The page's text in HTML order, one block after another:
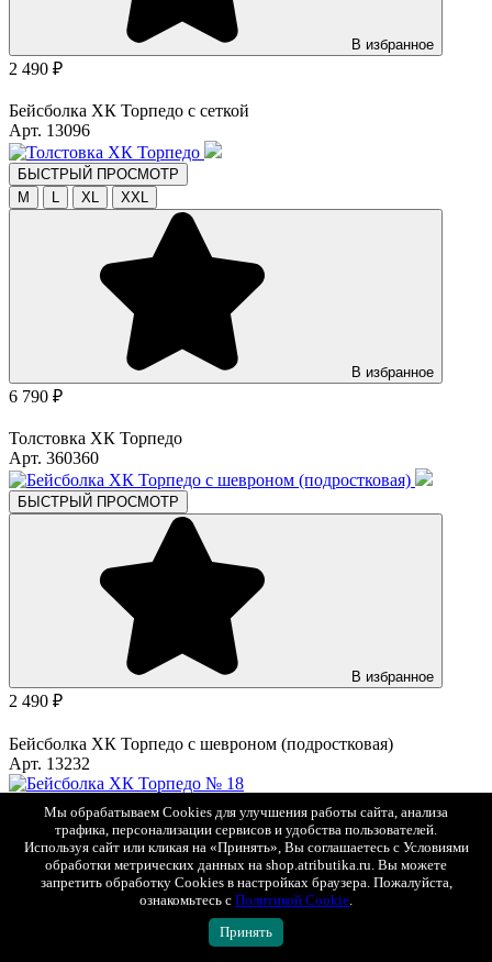
В избранное
2 490 ₽
Бейсболка ХК Торпедо с сеткой
Арт. 13096
БЫСТРЫЙ ПРОСМОТР
M
L XL XXL
В избранное
6 790 ₽
Толстовка ХК Торпедо
Арт. 360360
БЫСТРЫЙ ПРОСМОТР
В избранное
2 490 ₽
Бейсболка ХК Торпедо с шевроном (подростковая)
Арт. 13232
Мы обрабатываем Cookies для улучшения работы сайта, анализа
трафика, персонализации сервисов и удобства пользователей.
Используя сайт или кликая на «Принять», Вы соглашаетесь с Условиями
обработки метрических данных на shop.atributika.ru. Вы можете
запретить обработку Cookies в настройках браузера. Пожалуйста,
ознакомьтесь с Политикой Cookie.
Принять